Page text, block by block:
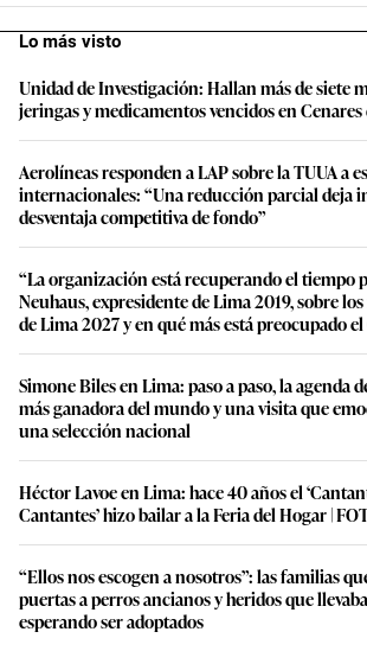
Lo más visto
Unidad de Investigación: Hallan más de siete
jeringas y medicamentos vencidos en
Aerolíneas responden a LAP sobre la TUUA a
internacionales: “Una reducción parcial deja
desventaja competitiva de fondo”
“La organización está recuperando el tiempo
Neuhaus, expresidente de Lima 2019, sobre
de Lima 2027 y en qué más está preocupado
Simone Biles en Lima: paso a paso, la agenda
más ganadora del mundo y una visita que
una selección nacional
Héctor Lavoe en Lima: hace 40 años el
Cantantes’ hizo bailar a la Feria del Hogar |
“Ellos nos escogen a nosotros”: las familias
puertas a perros ancianos y heridos que
esperando ser adoptados